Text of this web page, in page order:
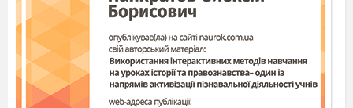
вільної торгівлі підписали три країни -
США, Канада та Мексика. Ця угода
відома під назвою:
ЛАІ
МЕРКОСУР
НАФТА